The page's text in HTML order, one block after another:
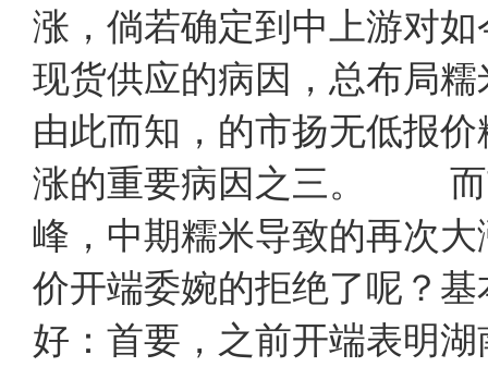
涨，倘若确定到中上游对
现货供应的病因，总布局
由此而知，的市扬无低报
涨的重要病因之三。 而
峰，中期糯米导致的再次
价开端委婉的拒绝了呢？
好：首要，之前开端表明